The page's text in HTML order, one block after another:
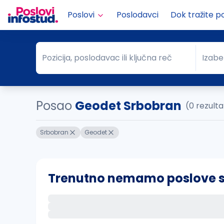
Poslovi Poslodavci Dok tražite
Pozicija, poslodavac ili ključna reč
Pozicija, poslodavac ili ključna reč Grad
Posao Geodet Srbobran (0
Srbobran Geodet
Trenutno nemamo poslove